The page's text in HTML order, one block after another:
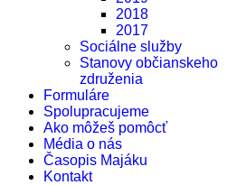
2018
2017
Sociálne služby
Stanovy občianskeho
združenia
Formuláre
Spolupracujeme
Ako môžeš pomôcť
Média o nás
Časopis Majáku
Kontakt